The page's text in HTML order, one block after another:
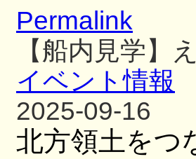
Permalink
【船内見学】
イベント情報
2025-09-16
北方領土をつ